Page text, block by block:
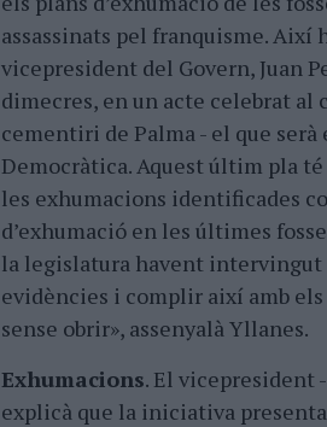
assassinats pel franquisme. Així
vicepresident del Govern, Juan
dimecres, en un acte celebrat
cementiri de Palma - el que serà
Democràtica. Aquest últim pla
les exhumacions identificades
d’exhumació en les últimes
la legislatura havent intervingut
evidències i complir així amb els
sense obrir», assenyalà Yllanes.
Exhumacions. El vicepresident
explicà que la iniciativa